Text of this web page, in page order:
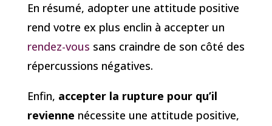
En résumé, adopter une attitude positive
rend votre ex plus enclin à accepter un
rendez-vous sans craindre de son côté des
répercussions négatives.
Enfin, accepter la rupture pour qu’il
revienne nécessite une attitude positive,